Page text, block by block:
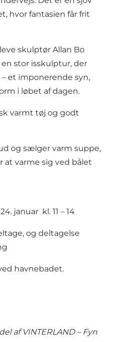
hvor fantasien får frit
skulptør Allan Bo
stor isskulptur, der
et imponerende syn,
i løbet af dagen.
varmt tøj og godt
og sælger varm suppe,
at varme sig ved bålet
januar kl. 11 – 14
og deltagelse
havnebadet.
af VINTERLAND – Fyn